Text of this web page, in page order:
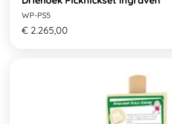
WP-PS5
€ 2.265,00